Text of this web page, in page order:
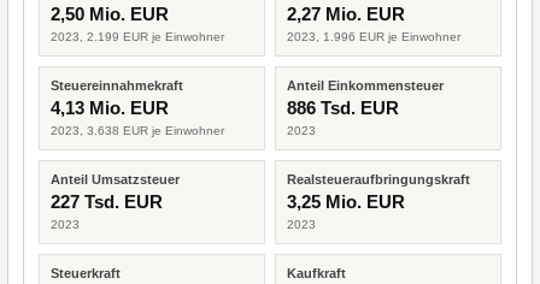
2,50 Mio. EUR
2023, 2.199 EUR je Einwohner
2,27 Mio. EUR
2023, 1.996 EUR je Einwohner
Steuereinnahmekraft
4,13 Mio. EUR
2023, 3.638 EUR je Einwohner
Anteil Einkommensteuer
886 Tsd. EUR
2023
Anteil Umsatzsteuer
227 Tsd. EUR
2023
Realsteueraufbringungskraft
3,25 Mio. EUR
2023
Steuerkraft Kaufkraft